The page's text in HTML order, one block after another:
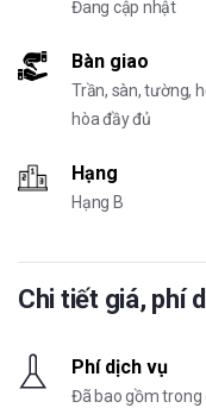
Đang cập nhật
Bàn giao
Trần, sàn, tường,
hòa đầy đủ
Hạng
Hạng B
Chi tiết giá, phí
Phí dịch vụ
Đã bao gồm trong